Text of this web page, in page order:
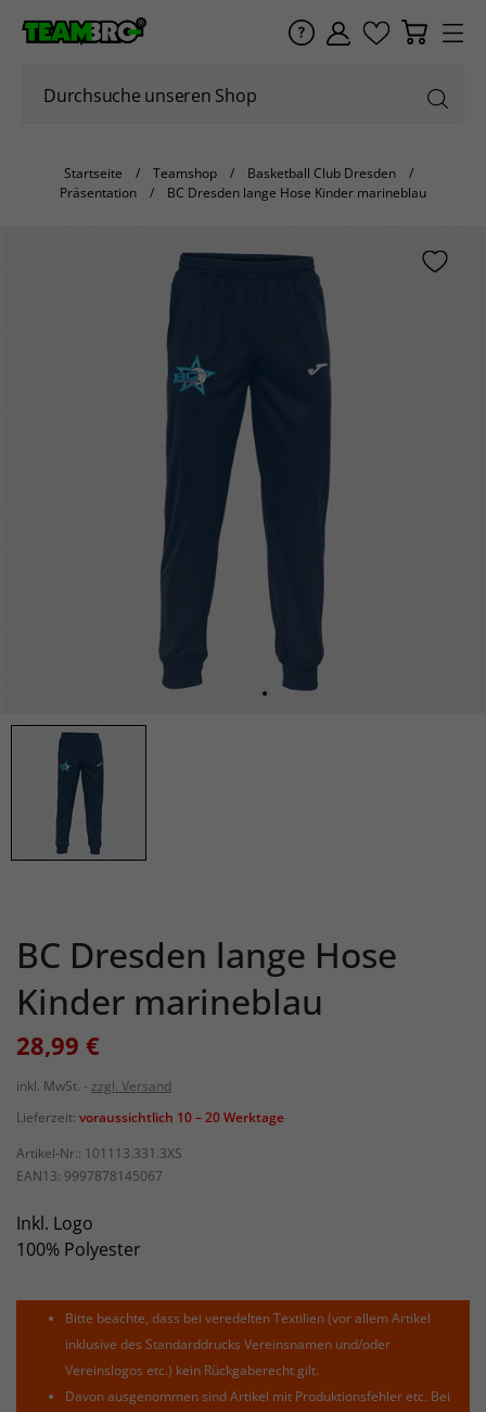
Startseite Teamshop
Basketball Club Dresden
Präsentation
BC Dresden lange Hose Kinder marineblau
BC Dresden lange Hose
Kinder marineblau
28,99 €
inkl. MwSt.
zzgl. Versand
Lieferzeit: voraussichtlich 10 – 20 Werktage
Artikel-Nr.: 101113.331.3XS
EAN13: 9997878145067
Inkl. Logo
100% Polyester
Bitte beachte, dass bei veredelten Textilien (vor allem Artikel
inklusive des Standarddrucks Vereinsnamen und/oder
Vereinslogos etc.) kein Rückgaberecht gilt.
Davon ausgenommen sind Artikel mit Produktionsfehler etc. Bei